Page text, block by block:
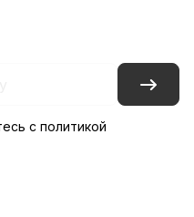
с политикой